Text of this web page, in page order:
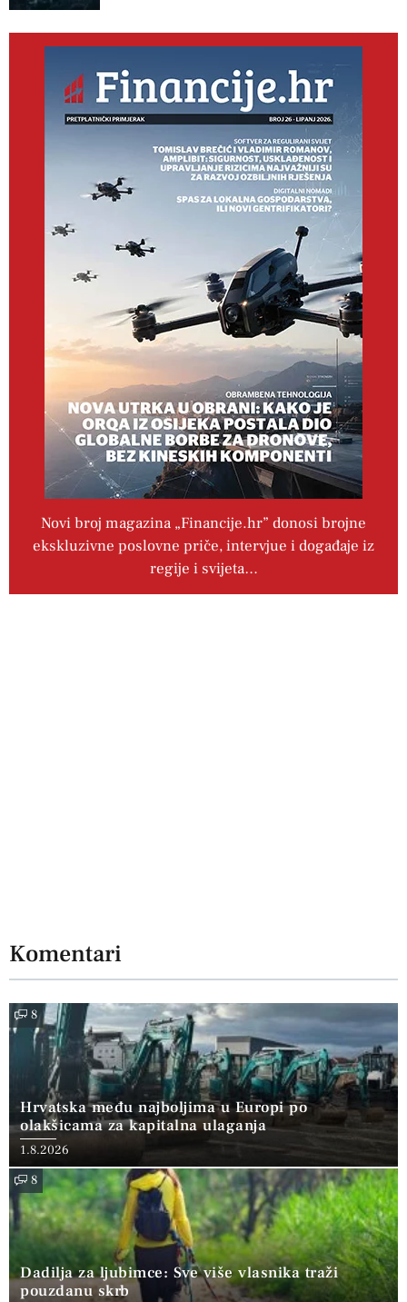
Novi broj magazina „Financije.hr” donosi brojne
ekskluzivne poslovne priče, intervjue i događaje iz
regije i svijeta…
Komentari
8
Hrvatska među najboljima u Europi po
olakšicama za kapitalna ulaganja
1.8.2026
8
Dadilja za ljubimce: Sve više vlasnika traži
pouzdanu skrb